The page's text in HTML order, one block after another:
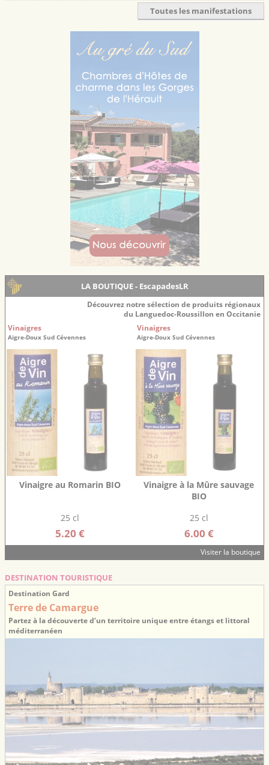
Toutes les manifestations
LA BOUTIQUE - EscapadesLR
Découvrez notre sélection de produits régionaux
du Languedoc-Roussillon en Occitanie
Vinaigres
Aigre-Doux Sud Cévennes
Vinaigre au Romarin BIO
25 cl
5.20 €
Vinaigres
Aigre-Doux Sud Cévennes
Vinaigre à la Mûre sauvage
BIO
25 cl
6.00 €
Visiter la boutique
DESTINATION TOURISTIQUE
Destination Gard
Terre de Camargue
Partez à la découverte d’un territoire unique entre étangs et littoral
méditerranéen